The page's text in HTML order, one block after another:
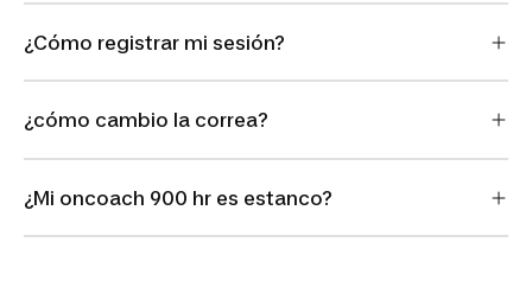
¿Cómo registrar mi sesión?
¿cómo cambio la correa?
¿Mi oncoach 900 hr es estanco?